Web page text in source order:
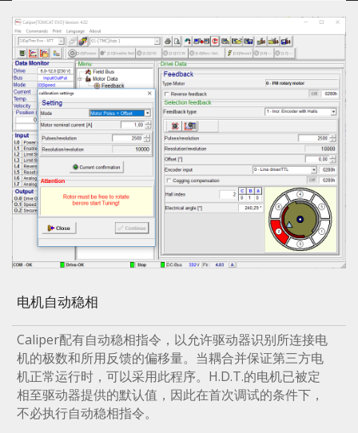
电机自动稳相
Caliper配有自动稳相指令，以允许驱动器识别所连接电
机的极数和所用反馈的偏移量。当耦合并保证第三方电
机正常运行时，可以采用此程序。H.D.T.的电机已被定
相至驱动器提供的默认值，因此在首次调试的条件下，
不必执行自动稳相指令。